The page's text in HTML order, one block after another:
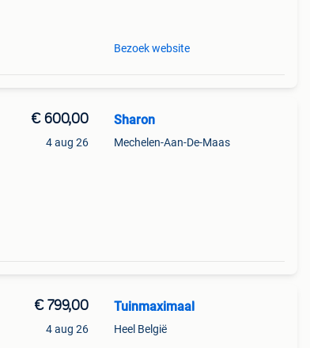
Bezoek website
€ 600,00
4 aug 26
Sharon
Mechelen-Aan-De-Maas
€ 799,00
4 aug 26
Tuinmaximaal
Heel België